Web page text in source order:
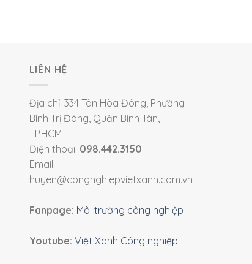
LIÊN HỆ
Địa chỉ: 334 Tân Hòa Đông, Phường
Bình Trị Đông, Quận Bình Tân,
TP.HCM
Điện thoại: 098.442.3150
Email:
huyen@congnghiepvietxanh.com.vn
Fanpage: Môi trường công nghiệp
Youtube: Việt Xanh Công nghiệp